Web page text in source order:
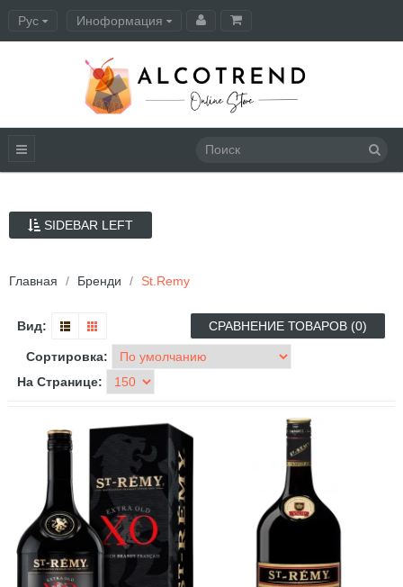
Рус Иноформация
SIDEBAR LEFT
Главная Бренди St.Remy
Вид: СРАВНЕНИЕ ТОВАРОВ (0)
Сортировка:
На Странице: